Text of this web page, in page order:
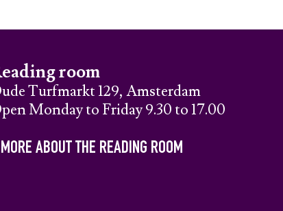
room
Turfmarkt 129, Amsterdam
Monday to Friday 9.30 to 17.00
MORE ABOUT THE READING ROOM